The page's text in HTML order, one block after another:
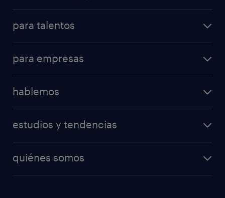
para talentos
para empresas
hablemos
estudios y tendencias
quiénes somos